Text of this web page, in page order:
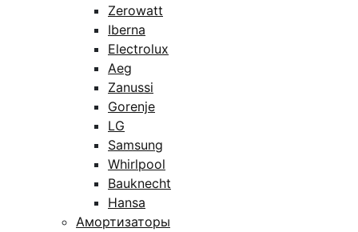
Zerowatt
Iberna
Electrolux
Aeg
Zanussi
Gorenje
LG
Samsung
Whirlpool
Bauknecht
Hansa
Амортизаторы